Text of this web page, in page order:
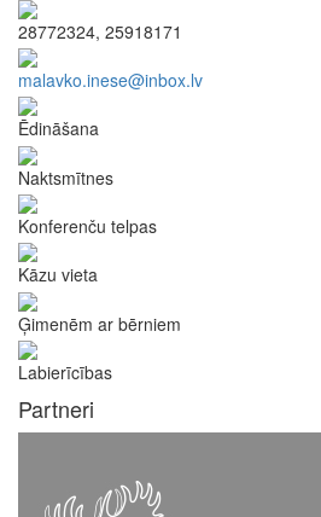
28772324, 25918171
malavko.inese@inbox.lv
Ēdināšana
Naktsmītnes
Konferenču telpas
Kāzu vieta
Ģimenēm ar bērniem
Labierīcības
Partneri